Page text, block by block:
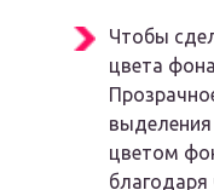
Чтобы
цвета
цветом